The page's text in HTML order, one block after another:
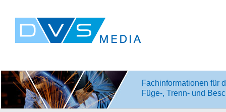
Fachinformationen für
Füge-, Trenn- und